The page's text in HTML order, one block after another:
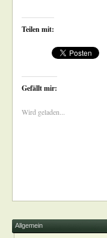
Teilen mit:
Gefällt mir:
Wird geladen...
Allgemein